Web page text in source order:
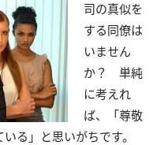
司の真似を
する同僚は
いません
か？ 単純
に考えれ
ば、「尊敬
る」と思いがちです。